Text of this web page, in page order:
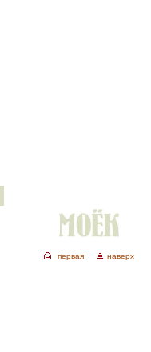
первая наверх